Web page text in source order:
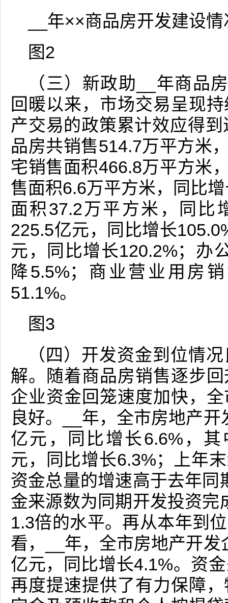
__年××商品房开发建设
图2
（三）新政助__年商品
回暖以来，市场交易呈现
产交易的政策累计效应得
品房共销售514.7万平方米
宅销售面积466.8万平方米
售面积6.6万平方米，同比
面积37.2万平方米，同比
225.5亿元，同比增长
元，同比增长120.2%；办
降5.5%；商业营业用房
51.1%。
图3
（四）开发资金到位情
解。随着商品房销售逐步
企业资金回笼速度加快，
良好。__年，全市房地产
亿元，同比增长6.6%，
元，同比增长6.3%；上年
资金总量的增速高于去年
金来源数为同期开发投资
1.3倍的水平。再从本年到
看，__年，全市房地产开
亿元，同比增长4.1%。资
再度提速提供了有力保障